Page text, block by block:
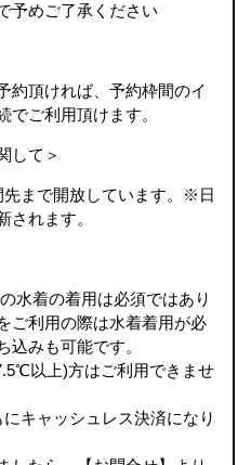
予めご了承ください
約頂ければ、予約枠間のイ
でご利用頂けます。
して＞
先まで開放しています。※日
されます。
水着の着用は必須ではあり
ご利用の際は水着着用が必
込みも可能です。
以上)方はご利用できませ
キャッシュレス決済になり